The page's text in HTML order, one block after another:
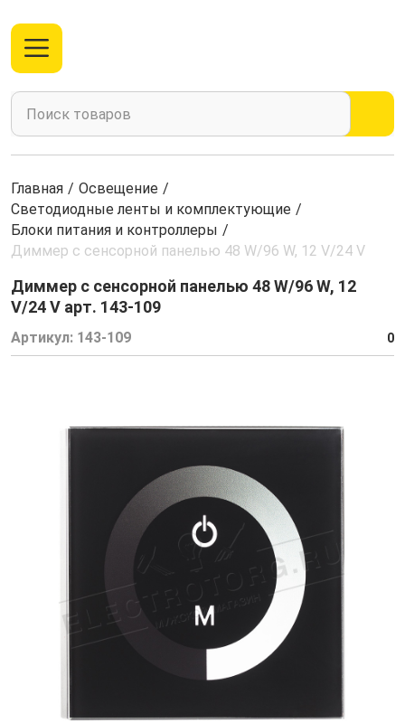
Главная / Освещение /
Светодиодные ленты и комплектующие /
Блоки питания и контроллеры /
Диммер с сенсорной панелью 48 W/96 W, 12 V/24 V
Диммер с сенсорной панелью 48 W/96 W, 12
V/24 V арт. 143-109
Артикул: 143-109 0